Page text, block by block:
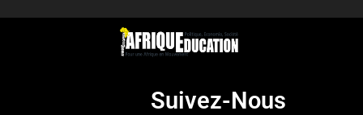
Suivez-Nous